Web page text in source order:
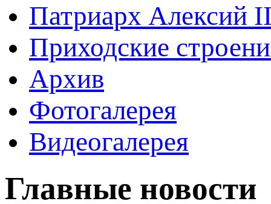
Патриарх Алексий
Приходские
Архив
Фотогалерея
Видеогалерея
Главные новости